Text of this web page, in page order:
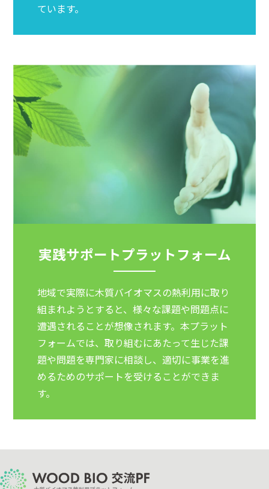
ています。
実践サポートプラットフォーム
地域で実際に木質バイオマスの熱利用に取り
組まれようとすると、様々な課題や問題点に
遭遇されることが想像されます。本プラット
フォームでは、取り組むにあたって生じた課
題や問題を専門家に相談し、適切に事業を進
めるためのサポートを受けることができま
す。